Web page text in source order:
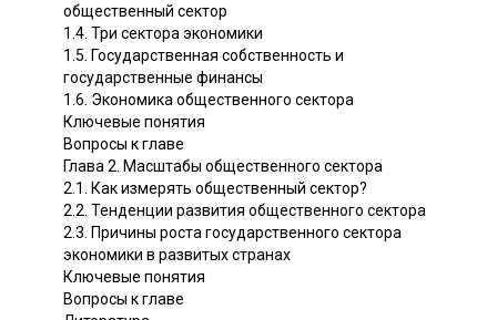
общественный сектор
1.4. Три сектора экономики
1.5. Государственная собственность и
государственные финансы
1.6. Экономика общественного сектора
Ключевые понятия
Вопросы к главе
Глава 2. Масштабы общественного сектора
2.1. Как измерять общественный сектор?
2.2. Тенденции развития общественного сектора
2.3. Причины роста государственного сектора
экономики в развитых странах
Ключевые понятия
Вопросы к главе